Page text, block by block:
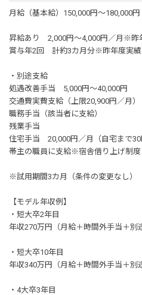
月給（基本給）150,000円〜180,000円
昇給あり 2,000円〜4,000円／月※昨
賞与年2回 計約3カ月分※昨年度実績
・別途支給
処遇改善手当 5,000円～40,000円
交通費実費支給（上限20,900円／月）
職務手当（該当者に支給）
残業手当
住宅手当 20,000円／月（自宅まで
帯主の職員に支給※宿舎借り上げ制度
※試用期間3カ月（条件の変更なし）
【モデル年収例】
・短大卒2年目
年収270万円（月給＋時間外手当＋別
・短大卒10年目
年収340万円（月給＋時間外手当＋別
・4大卒3年目